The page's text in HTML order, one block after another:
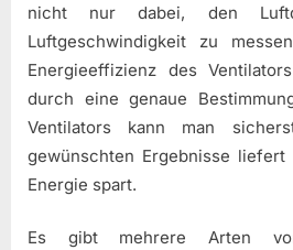
nicht nur dabei, den
Luftgeschwindigkeit zu
Energieeffizienz des
durch eine genaue
Ventilators kann man
gewünschten Ergebnisse
Energie spart.
Es gibt mehrere Arten